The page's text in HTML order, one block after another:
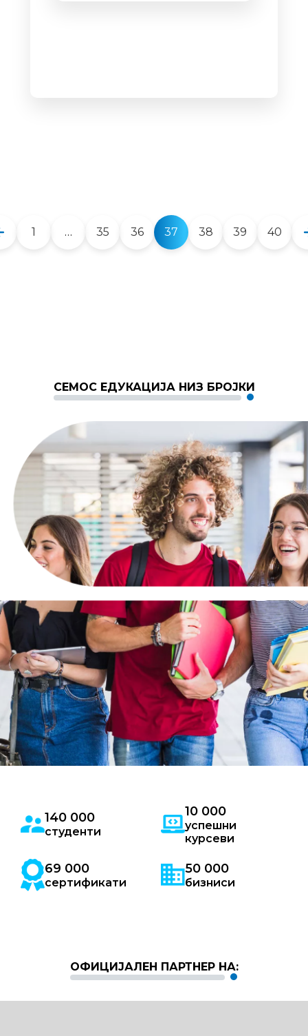
1 … 35 36 37 38 39 40
СЕМОС ЕДУКАЦИЈА НИЗ БРОЈКИ
140 000
студенти
10 000
успешни
курсеви
69 000
сертификати
50 000
бизниси
ОФИЦИЈАЛЕН ПАРТНЕР НА: